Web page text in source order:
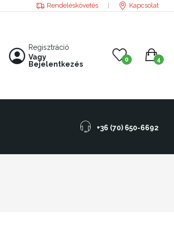
Rendeléskövetés Kapcsolat
Regisztráció
Vagy
Bejelentkezés
0 4
+36 (70) 650-6692